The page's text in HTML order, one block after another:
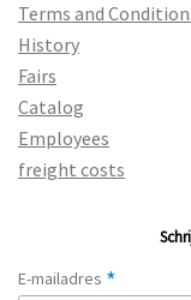
Terms and
History
Fairs
Catalog
Employees
freight costs
E-mailadres *